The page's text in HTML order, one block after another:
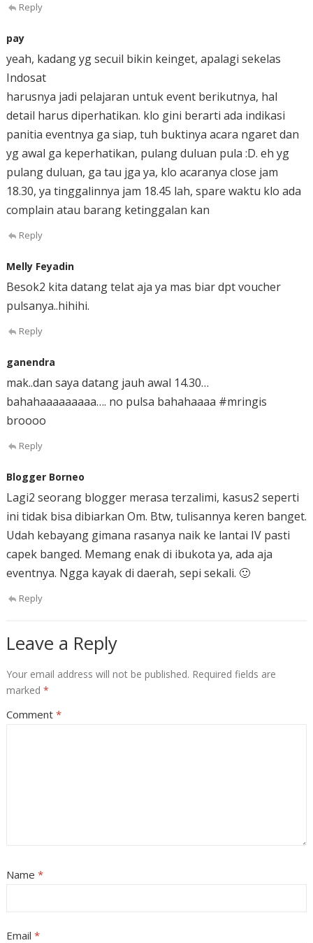
Reply
pay
yeah, kadang yg secuil bikin keinget, apalagi sekelas
Indosat
harusnya jadi pelajaran untuk event berikutnya, hal
detail harus diperhatikan. klo gini berarti ada indikasi
panitia eventnya ga siap, tuh buktinya acara ngaret dan
yg awal ga keperhatikan, pulang duluan pula :D. eh yg
pulang duluan, ga tau jga ya, klo acaranya close jam
18.30, ya tinggalinnya jam 18.45 lah, spare waktu klo ada
complain atau barang ketinggalan kan
Reply
Melly Feyadin
Besok2 kita datang telat aja ya mas biar dpt voucher
pulsanya..hihihi.
Reply
ganendra
mak..dan saya datang jauh awal 14.30…
bahahaaaaaaaaa…. no pulsa bahahaaaa #mringis
broooo
Reply
Blogger Borneo
Lagi2 seorang blogger merasa terzalimi, kasus2 seperti
ini tidak bisa dibiarkan Om. Btw, tulisannya keren banget.
Udah kebayang gimana rasanya naik ke lantai IV pasti
capek banged. Memang enak di ibukota ya, ada aja
eventnya. Ngga kayak di daerah, sepi sekali. 🙂
Reply
Leave a Reply
Your email address will not be published. Required fields are
marked *
Comment *
Name *
Email *